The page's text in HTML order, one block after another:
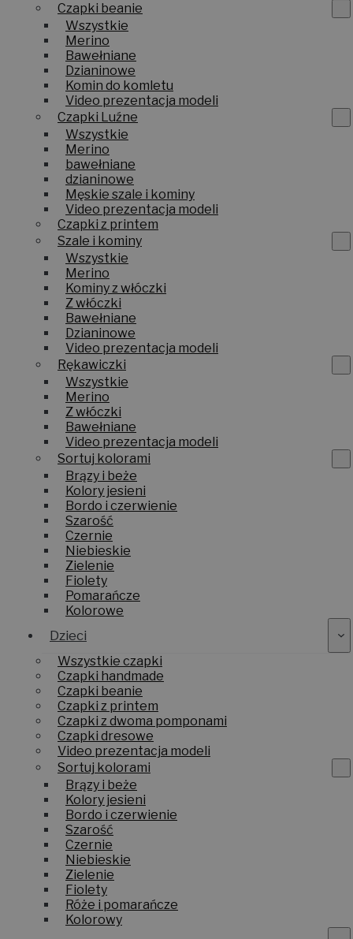
Czapki beanie
Wszystkie
Merino
Bawełniane
Dzianinowe
Komin do komletu
Video prezentacja modeli
Czapki Luźne
Wszystkie
Merino
bawełniane
dzianinowe
Męskie szale i kominy
Video prezentacja modeli
Czapki z printem
Szale i kominy
Wszystkie
Merino
Kominy z włóczki
Z włóczki
Bawełniane
Dzianinowe
Video prezentacja modeli
Rękawiczki
Wszystkie
Merino
Z włóczki
Bawełniane
Video prezentacja modeli
Sortuj kolorami
Brązy i beże
Kolory jesieni
Bordo i czerwienie
Szarość
Czernie
Niebieskie
Zielenie
Fiolety
Pomarańcze
Kolorowe
Dzieci
Wszystkie czapki
Czapki handmade
Czapki beanie
Czapki z printem
Czapki z dwoma pomponami
Czapki dresowe
Video prezentacja modeli
Sortuj kolorami
Brązy i beże
Kolory jesieni
Bordo i czerwienie
Szarość
Czernie
Niebieskie
Zielenie
Fiolety
Róże i pomarańcze
Kolorowy